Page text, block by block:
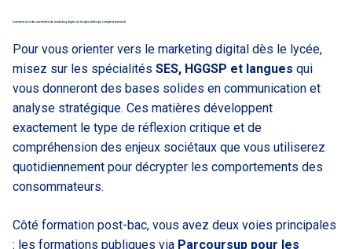
Comment accéder aux métiers du marketing digital (et les spécialités qui comptent vraiment)
Pour vous orienter vers le marketing digital dès le lycée,
misez sur les spécialités SES, HGGSP et langues qui
vous donneront des bases solides en communication et
analyse stratégique. Ces matières développent
exactement le type de réflexion critique et de
compréhension des enjeux sociétaux que vous utiliserez
quotidiennement pour décrypter les comportements des
consommateurs.
Côté formation post-bac, vous avez deux voies principales
: les formations publiques via Parcoursup pour les